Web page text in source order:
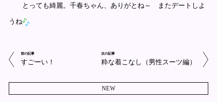
とっても綺麗。千春ちゃん、ありがとね～ またデートしよ
うね
前の記事
すごーい！
次の記事
粋な着こなし（男性スーツ編）
NEW